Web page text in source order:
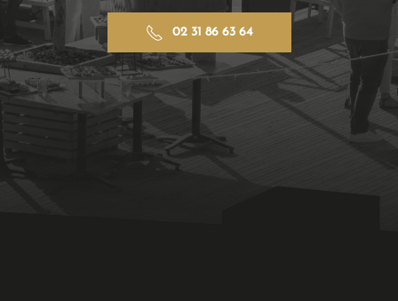
02 31 86 63 64